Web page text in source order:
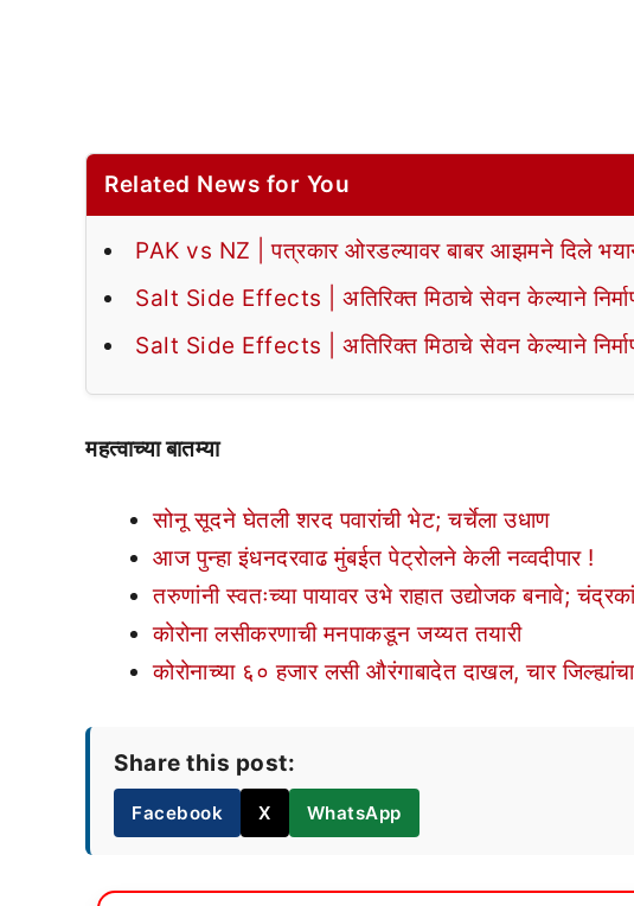
Related News for You
PAK vs NZ | पत्रकार ओरडल्यावर बाबर आझमने दिले
Salt Side Effects | अतिरिक्त मिठाचे सेवन केल्याने
Salt Side Effects | अतिरिक्त मिठाचे सेवन केल्याने
महत्वाच्या बातम्या
सोनू सूदने घेतली शरद पवारांची भेट; चर्चेला उधाण
आज पुन्हा इंधनदरवाढ मुंबईत पेट्रोलने केली नव्वदीपार !
तरुणांनी स्वतःच्या पायावर उभे राहात उद्योजक बनावे;
कोरोना लसीकरणाची मनपाकडून जय्यत तयारी
कोरोनाच्या ६० हजार लसी औरंगाबादेत दाखल, चार
Share this post:
Facebook X WhatsApp